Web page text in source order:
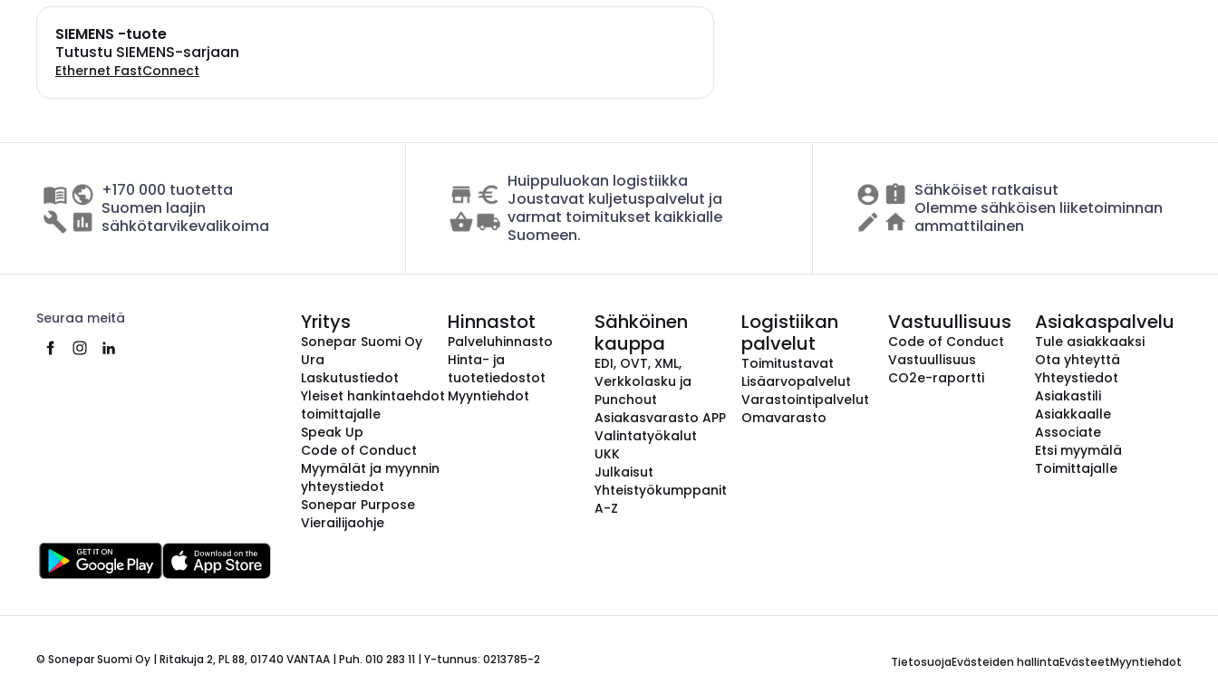
SIEMENS -tuote
Tutustu SIEMENS-sarjaan
Ethernet FastConnect
+170 000 tuotetta
Suomen laajin
sähkötarvikevalikoima
Huippuluokan logistiikka
Joustavat kuljetuspalvelut ja
varmat toimitukset kaikkialle
Suomeen.
Sähköiset ratkaisut
Olemme sähköisen liiketoiminnan
ammattilainen
Seuraa meitä Yritys
Sonepar Suomi Oy
Ura
Laskutustiedot
Yleiset hankintaehdot
toimittajalle
Speak Up
Code of Conduct
Myymälät ja myynnin
yhteystiedot
Sonepar Purpose
Vierailijaohje
Hinnastot
Palveluhinnasto
Hinta- ja
tuotetiedostot
Myyntiehdot
Sähköinen
kauppa
EDI, OVT, XML,
Verkkolasku ja
Punchout
Asiakasvarasto APP
Valintatyökalut
UKK
Julkaisut
Yhteistyökumppanit
A-Z
Logistiikan
palvelut
Toimitustavat
Lisäarvopalvelut
Varastointipalvelut
Omavarasto
Vastuullisuus
Code of Conduct
Vastuullisuus
CO2e-raportti
Asiakaspalvelu
Tule asiakkaaksi
Ota yhteyttä
Yhteystiedot
Asiakastili
Asiakkaalle
Associate
Etsi myymälä
Toimittajalle
© Sonepar Suomi Oy | Ritakuja 2, PL 88, 01740 VANTAA | Puh. 010 283 11 | Y-tunnus: 0213785-2 TietosuojaEvästeiden hallintaEvästeetMyyntiehdot